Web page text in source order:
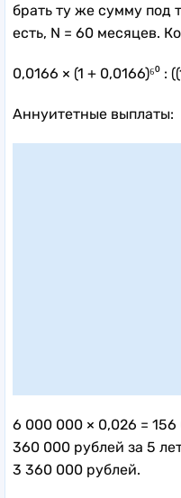
брать ту же сумму под
есть, N = 60 месяцев.
0,0166 × (1 + 0,0166)⁶⁰ :
Аннуитетные выплаты:
6 000 000 × 0,026 =
360 000 рублей за 5
3 360 000 рублей.